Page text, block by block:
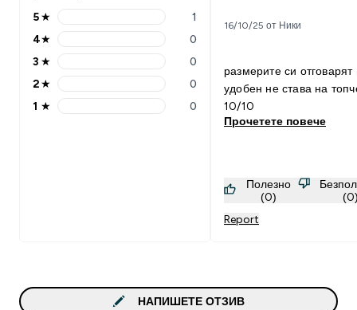
5 stars rating 1 reviews
5★ 1
4 stars rating 0 reviews
4★ 0
3 stars rating 0 reviews
3 ★ 0
2 stars rating 0 reviews
2★ 0
1 stars rating 0 reviews
1 ★ 0
16/10/25 от Ники
размерите си отговарят много
удобен не става на
10/10
Прочетете повече
Полезно
(0)
Report
НАПИШЕТЕ ОТЗИВ